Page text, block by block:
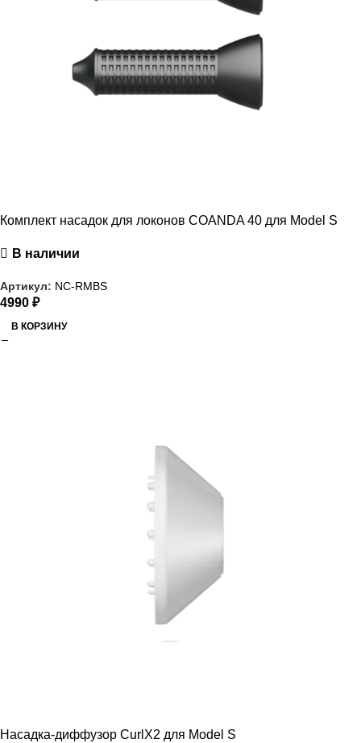
Комплект насадок для локонов COANDA 40 для Model S
В наличии
Артикул: NC-RMBS
4990 ₽
В КОРЗИНУ
Насадка-диффузор CurlX2 для Model S